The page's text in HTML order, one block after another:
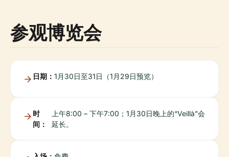
参观博览会
日期： 1月30日至31日（1月29日预览）
时
间：
上午8:00 – 下午7:00；1月30日晚上的“Veillà”会
延长。